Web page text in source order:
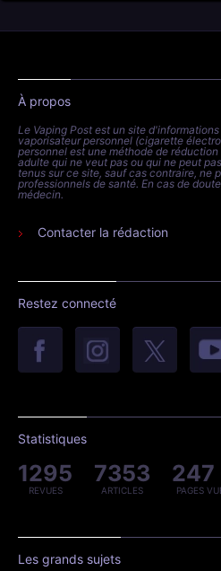
À propos
Le Vaping Post est un site
vaporisateur personnel (cigarette
personnel est une méthode de
adulte qui ne veut pas ou qui ne peut
tenus sur ce site, sauf cas contraire, ne
professionnels de santé. En cas de
médecin.
Contacter la rédaction
Restez connecté
Statistiques
1295
REVUES
7353
ARTICLES
247
PAGES
Les grands sujets